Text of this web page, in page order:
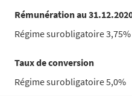
Rémunération au
Régime surobligatoire 3,75%
Taux de conversion
Régime surobligatoire 5,0%